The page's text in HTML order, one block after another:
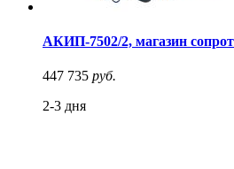
АКИП-7502/2, магазин
447 735 руб.
2-3 дня